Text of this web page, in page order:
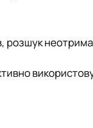
розшук